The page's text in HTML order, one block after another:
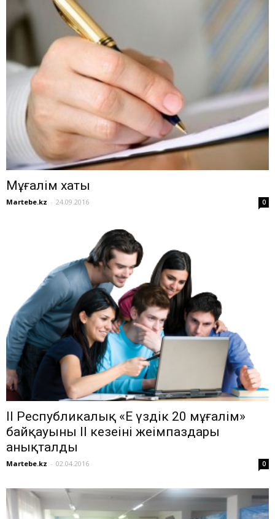
Мұғалім хаты
Martebe.kz - 24.09.2016 0
ІІ Республикалық «Ең үздік 20 мұғалім»
байқауының ІІ кезеңінің жеңімпаздары
анықталды
Martebe.kz - 02.04.2016 0